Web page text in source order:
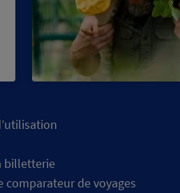
billetterie
comparateur de voyages